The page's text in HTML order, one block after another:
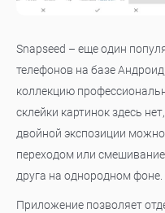
Snapseed – еще один
телефонов на базе
коллекцию
склейки картинок здесь
двойной экспозиции
переходом или
друга на однородном фоне.
Приложение позволяет